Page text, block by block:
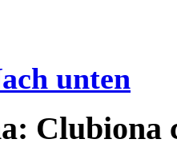
unten
Clubiona